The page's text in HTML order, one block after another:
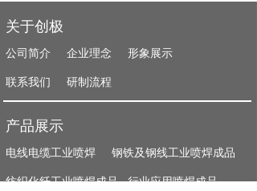
关于创极
公司简介 企业理念 形象展示
联系我们 研制流程
产品展示
电线电缆工业喷焊 钢铁及钢线工业喷焊成品
纺织化纤工业喷焊成品 行业应用喷焊成品